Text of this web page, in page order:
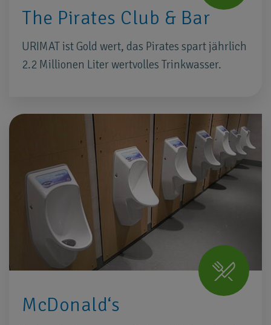
The Pirates Club & Bar
URIMAT ist Gold wert, das Pirates spart jährlich
2.2 Millionen Liter wertvolles Trinkwasser.
McDonald‘s